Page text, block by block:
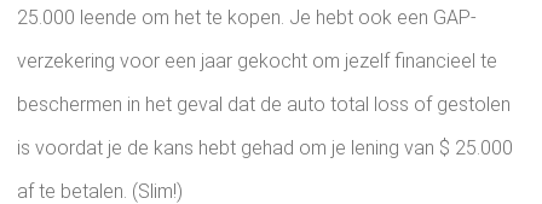
25.000 leende om het te kopen. Je hebt ook een GAP-
verzekering voor een jaar gekocht om jezelf financieel te
beschermen in het geval dat de auto total loss of gestolen
is voordat je de kans hebt gehad om je lening van $ 25.000
af te betalen. (Slim!)